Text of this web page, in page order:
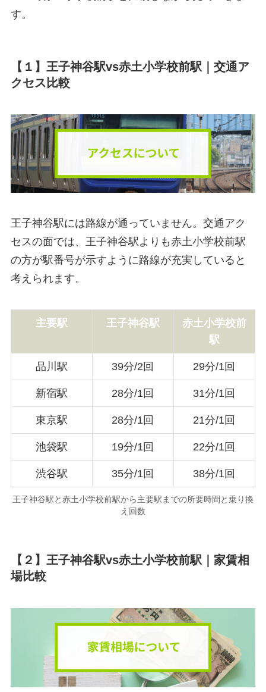
す。
【１】王子神谷駅vs赤土小学校前駅｜交通ア
クセス比較
王子神谷駅には路線が通っていません。交通アク
セスの面では、王子神谷駅よりも赤土小学校前駅
の方が駅番号が示すように路線が充実していると
考えられます。
主要駅 王子神谷駅
赤土小学校前
駅
品川駅 39分/2回 29分/1回
新宿駅 28分/1回 31分/1回
東京駅 28分/1回 21分/1回
池袋駅 19分/1回 22分/1回
渋谷駅 35分/1回 38分/1回
王子神谷駅と赤土小学校前駅から主要駅までの所要時間と乗り換
え回数
【２】王子神谷駅vs赤土小学校前駅｜家賃相
場比較